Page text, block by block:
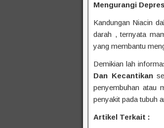
Mengurangi
Kandungan Niacin
darah , ternyata
yang membantu
Demikian lah
Dan Kecantikan
penyembuhan atau
penyakit pada tubuh
Artikel Terkait :